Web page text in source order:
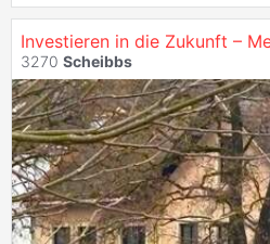
3270 Scheibbs